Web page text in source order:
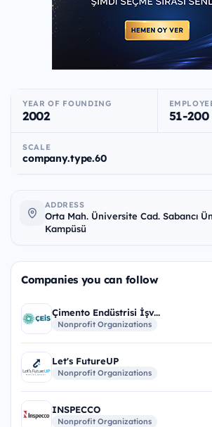
YEAR OF FOUNDING
2002 51-200
SCALE
company.type.60
ADDRESS
Orta Mah. Üniversite Cad. Sabancı
Kampüsü
Companies you can follow
Çimento Endüstrisi İşv...
Nonprofit Organizations
Let's FutureUP
Nonprofit Organizations
INSPECCO
Nonprofit Organizations